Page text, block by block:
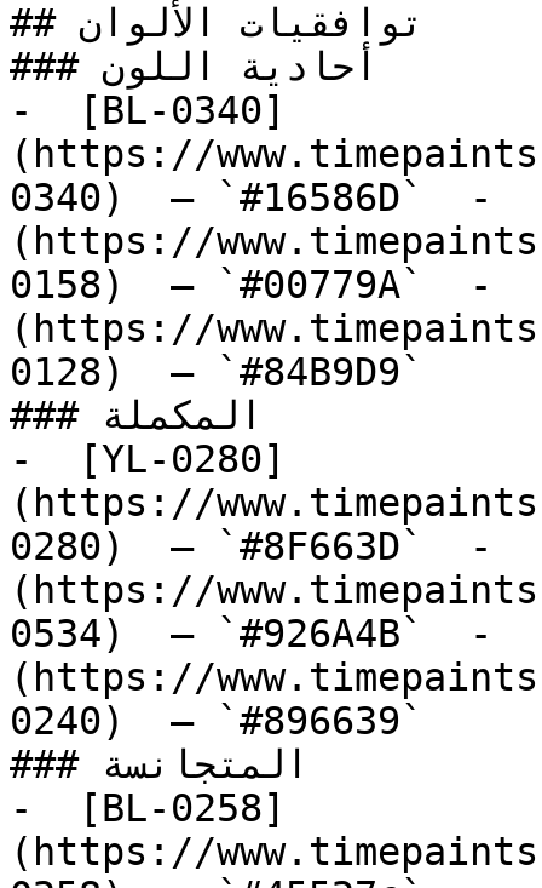
## توافقيات الألوان
### أحادية اللون
-  [BL-0340]
(https://
0340)  — `#16586D`  -
(https://
0158)  — `#00779A`  -
(https://
0128)  — `#84B9D9`
### المكملة
-  [YL-0280]
(https://
0280)  — `#8F663D`  -
(https://
0534)  — `#926A4B`  -
(https://
0240)  — `#896639`
### المتجانسة
-  [BL-0258]
(https://